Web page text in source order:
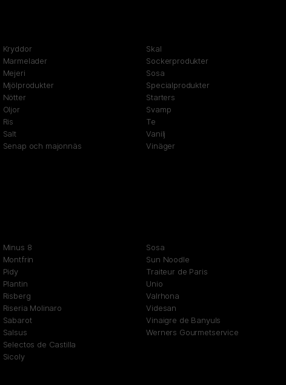
Kryddor
Marmelader
Mejeri
Mjölprodukter
Nötter
Oljor
Ris
Salt
Senap och majonnäs
Skal
Sockerprodukter
Sosa
Specialprodukter
Starters
Svamp
Te
Vanilj
Vinäger
Minus 8
Montfrin
Pidy
Plantin
Risberg
Riseria Molinaro
Sabarot
Salsus
Selectos de Castilla
Sicoly
Sosa
Sun Noodle
Traiteur de Paris
Unio
Valrhona
Videsan
Vinaigre de Banyuls
Werners Gourmetservice